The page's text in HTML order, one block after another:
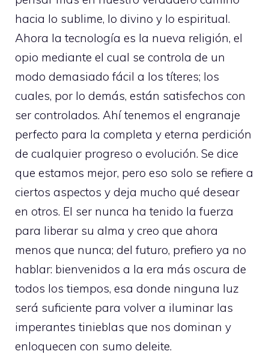
hacia lo sublime, lo divino y lo espiritual.
Ahora la tecnología es la nueva religión, el
opio mediante el cual se controla de un
modo demasiado fácil a los títeres; los
cuales, por lo demás, están satisfechos con
ser controlados. Ahí tenemos el engranaje
perfecto para la completa y eterna perdición
de cualquier progreso o evolución. Se dice
que estamos mejor, pero eso solo se refiere a
ciertos aspectos y deja mucho qué desear
en otros. El ser nunca ha tenido la fuerza
para liberar su alma y creo que ahora
menos que nunca; del futuro, prefiero ya no
hablar: bienvenidos a la era más oscura de
todos los tiempos, esa donde ninguna luz
será suficiente para volver a iluminar las
imperantes tinieblas que nos dominan y
enloquecen con sumo deleite.